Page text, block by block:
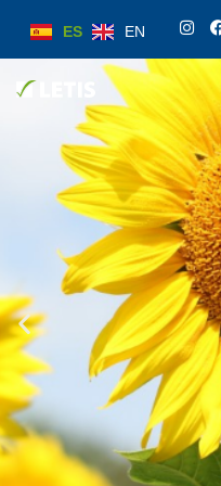
ES EN
ES EN